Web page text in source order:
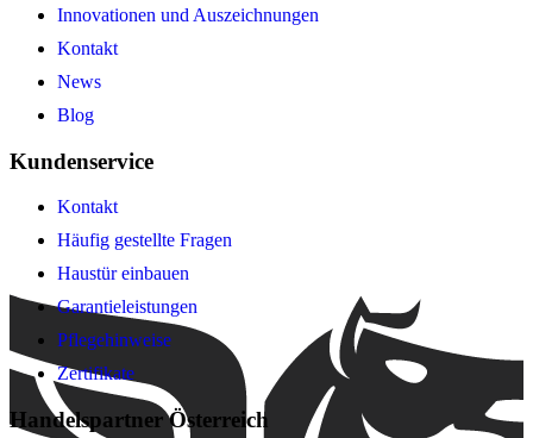
Innovationen und Auszeichnungen
Kontakt
News
Blog
Kundenservice
Kontakt
Häufig gestellte Fragen
Haustür einbauen
Garantieleistungen
Pflegehinweise
Zertifikate
Handelspartner Österreich